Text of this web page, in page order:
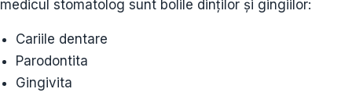
medicul stomatolog sunt bolile dinţilor şi gingiilor:
Cariile dentare
Parodontita
Gingivita